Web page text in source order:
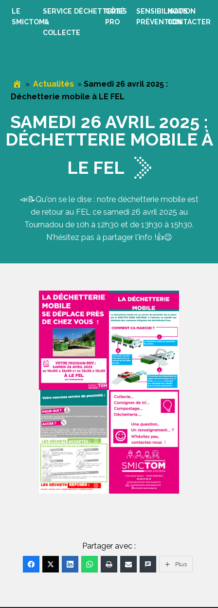
Passer
Passer
Passer
LE
SMICTOM
SERVICE
&
COLLECTE
DÉCHETTERIES
CÔTÉ
PRO
SENSIBILISATION
PRÉVENTION
NOUS
CONTACTER
» Actualités »Samedi 26 avril 2025 :
Déchetterie mobile à LE FEL
SAMEDI 26 AVRIL 2025 :
DÉCHETTERIE MOBILE À
LE FEL
📣📝Qu'on se le dise : notre déchetterie mobile est
de retour au FEL ce samedi 26 avril 2025 au
Tournadou de 10h à 12h30 et de 13h30 à 15h30.
N'hésitez pas à partager l'info !👍😉
Partager avec :
Plus